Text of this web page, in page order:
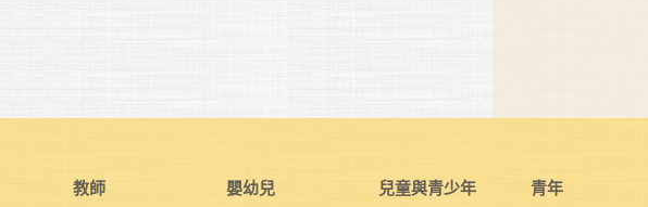
教師 嬰幼兒 兒童與青少年 青年